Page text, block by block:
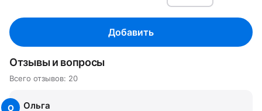
Добавить
Отзывы и вопросы
Всего отзывов: 20
Ольга